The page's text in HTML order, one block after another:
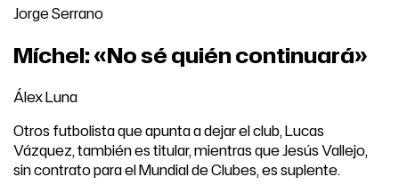
Jorge Serrano
Míchel: «No sé quién continuará»
Álex Luna
Otros futbolista que apunta a dejar el club, Lucas
Vázquez, también es titular, mientras que Jesús Vallejo,
sin contrato para el Mundial de Clubes, es suplente.